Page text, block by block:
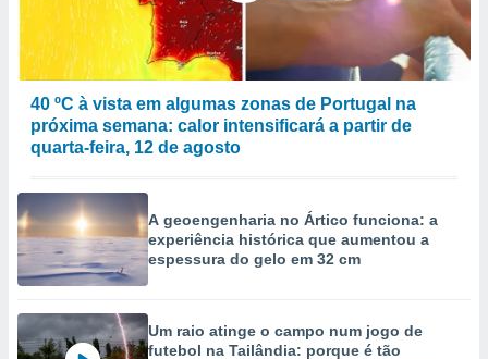
estudos
de
1199
40 ºC à vista em algumas zonas de Portugal na
próxima semana: calor intensificará a partir de
quarta-feira, 12 de agosto
A geoengenharia no Ártico funciona: a
experiência histórica que aumentou a
espessura do gelo em 32 cm
Um raio atinge o campo num jogo de
futebol na Tailândia: porque é tão